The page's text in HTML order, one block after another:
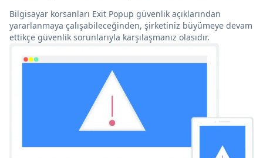
Bilgisayar korsanları Exit Popup güvenlik açıklarından
yararlanmaya çalışabileceğinden, şirketiniz büyümeye devam
ettikçe güvenlik sorunlarıyla karşılaşmanız olasıdır.